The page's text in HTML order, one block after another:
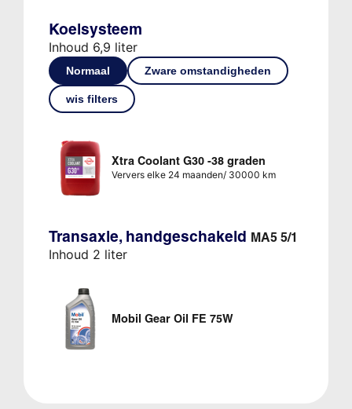
Koelsysteem
Inhoud 6,9 liter
Normaal Zware omstandigheden
wis filters
Xtra Coolant G30 -38 graden
Ververs elke 24 maanden/ 30000 km
Transaxle, handgeschakeld MA5 5/1
Inhoud 2 liter
Mobil Gear Oil FE 75W